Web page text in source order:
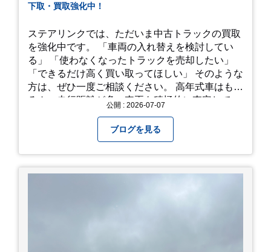
下取・買取強化中！
ステアリンクでは、ただいま中古トラックの買取
を強化中です。 「車両の入れ替えを検討してい
る」 「使わなくなったトラックを売却したい」
「できるだけ高く買い取ってほしい」 そのような
方は、ぜひ一度ご相談ください。 高年式車はもち
ろん、走行距離が多い車両も積極的に査定してい
ただいており、豊富な販売ネットワークを活かし
た高価買取が可能です。
公開 : 2026-07-07
ブログを見る